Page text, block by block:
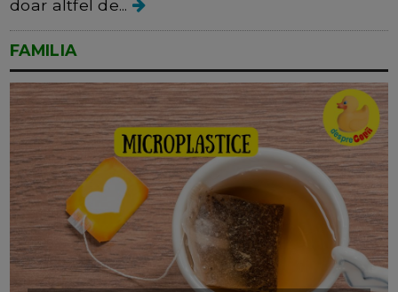
doar altfel de...
FAMILIA